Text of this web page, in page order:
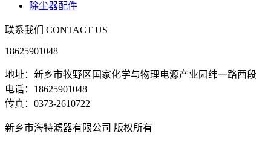
除尘器配件
联系我们 CONTACT US
18625901048
地址：新乡市牧野区国家化学与物理电源产业园纬一路西段
电话：18625901048
传真：0373-2610722
新乡市海特滤器有限公司 版权所有